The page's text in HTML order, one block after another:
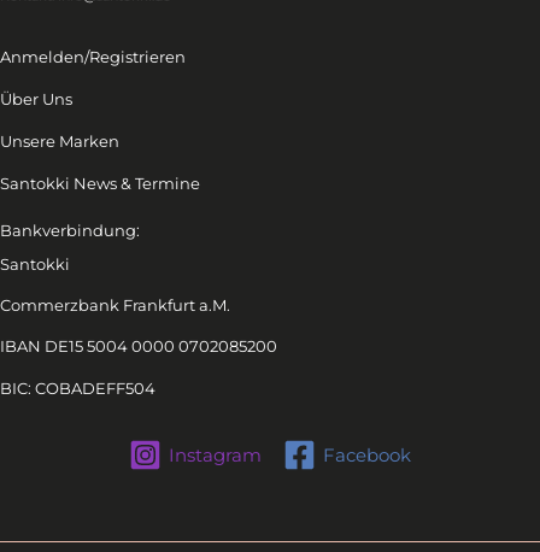
Anmelden/Registrieren
Über Uns
Unsere Marken
Santokki News & Termine
Bankverbindung:
Santokki
Commerzbank Frankfurt a.M.
IBAN DE15 5004 0000 0702085200
BIC: COBADEFF504
Instagram Facebook